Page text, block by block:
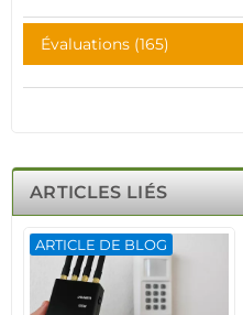
Évaluations (165)
ARTICLES LIÉS
ARTICLE DE BLOG